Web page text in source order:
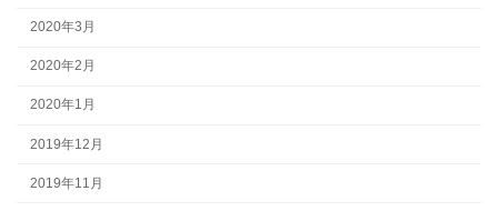
2020年3月
2020年2月
2020年1月
2019年12月
2019年11月